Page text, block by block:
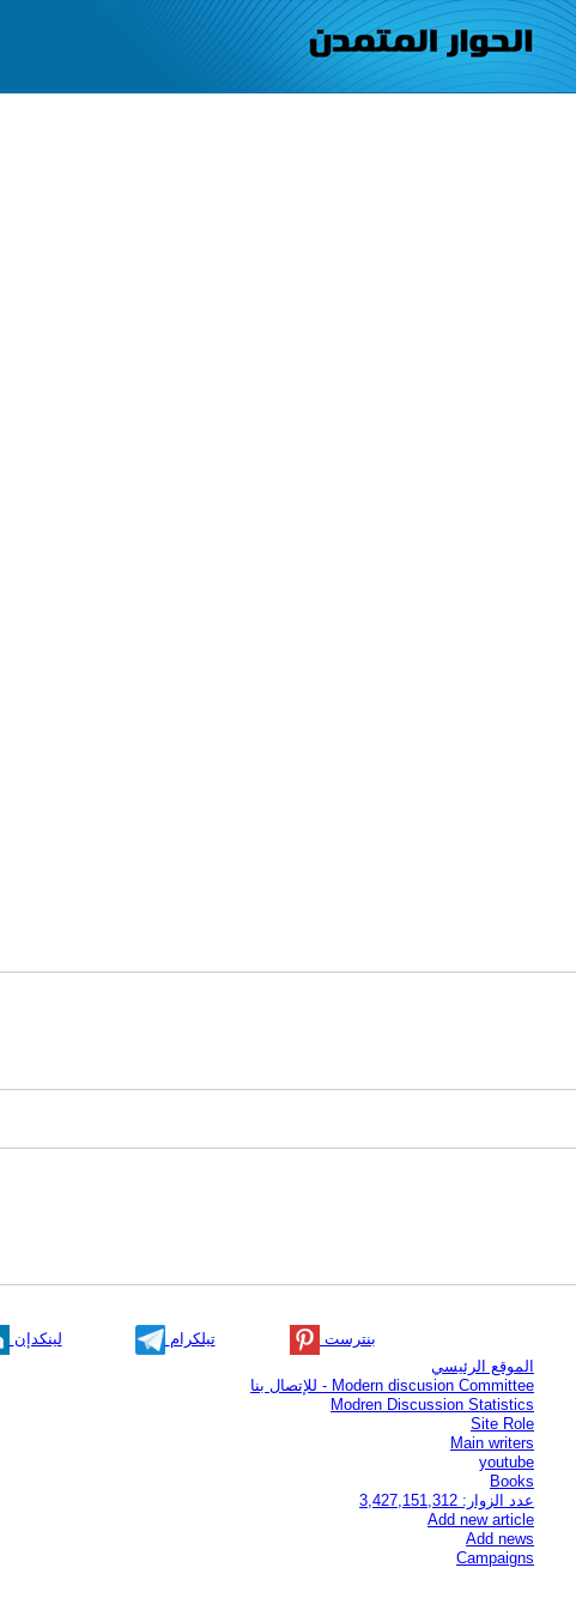
لينكدإن تيلكرام
بنترست
الموقع الرئيسي
Modern discusion Committee - للإتصال بنا
Modren Discussion Statistics
Site Role
Main writers
youtube
Books
عدد الزوار: 3,427,151,312
Add new article
Add news
Campaigns